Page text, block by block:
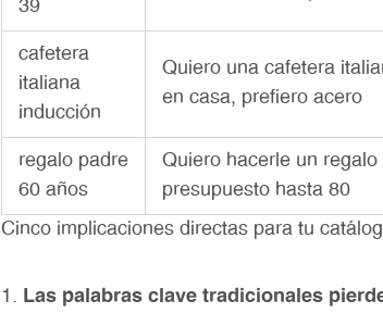
39
cafetera
italiana
inducción
Quiero una cafetera
en casa, prefiero acero
regalo padre
60 años
Quiero hacerle un
presupuesto hasta 80
Cinco implicaciones directas para tu
Las palabras clave tradicionales